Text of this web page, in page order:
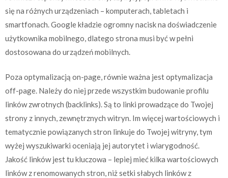
się na różnych urządzeniach – komputerach, tabletach i
smartfonach. Google kładzie ogromny nacisk na doświadczenie
użytkownika mobilnego, dlatego strona musi być w pełni
dostosowana do urządzeń mobilnych.
Poza optymalizacją on-page, równie ważna jest optymalizacja
off-page. Należy do niej przede wszystkim budowanie profilu
linków zwrotnych (backlinks). Są to linki prowadzące do Twojej
strony z innych, zewnętrznych witryn. Im więcej wartościowych i
tematycznie powiązanych stron linkuje do Twojej witryny, tym
wyżej wyszukiwarki oceniają jej autorytet i wiarygodność.
Jakość linków jest tu kluczowa – lepiej mieć kilka wartościowych
linków z renomowanych stron, niż setki słabych linków z